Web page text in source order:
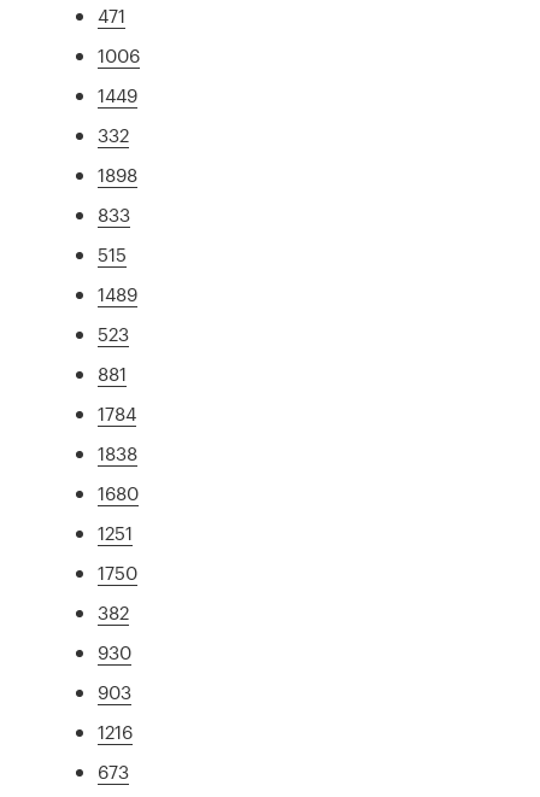
471
1006
1449
332
1898
833
515
1489
523
881
1784
1838
1680
1251
1750
382
930
903
1216
673